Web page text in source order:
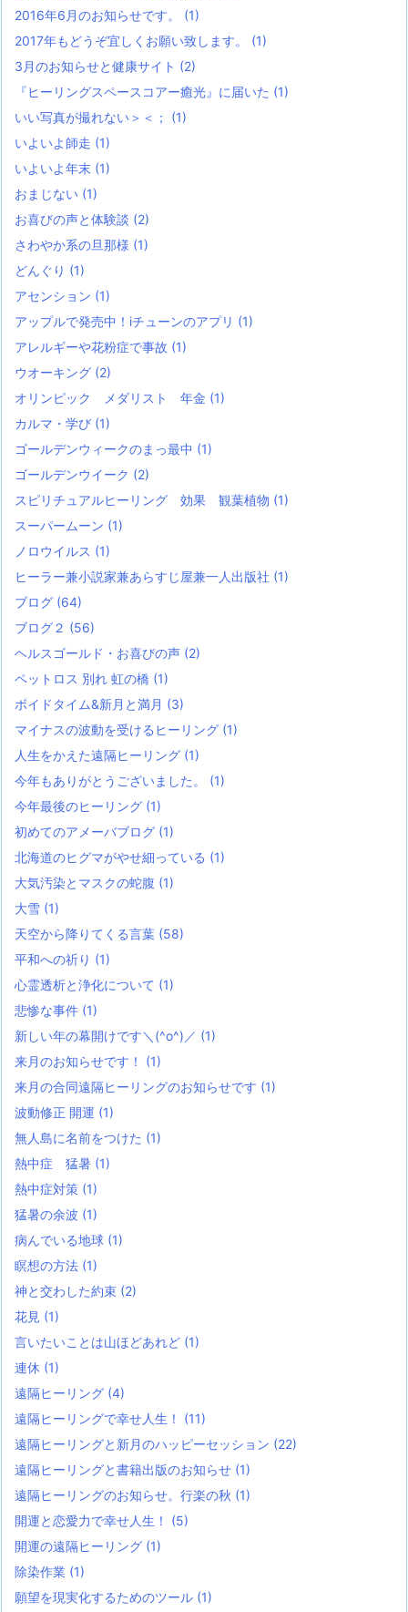
2016年6月のお知らせです。 (1)
2017年もどうぞ宜しくお願い致します。 (1)
3月のお知らせと健康サイト (2)
『ヒーリングスペースコアー癒光』に届いた (1)
いい写真が撮れない＞＜； (1)
いよいよ師走 (1)
いよいよ年末 (1)
おまじない (1)
お喜びの声と体験談 (2)
さわやか系の旦那様 (1)
どんぐり (1)
アセンション (1)
アップルで発売中！iチューンのアプリ (1)
アレルギーや花粉症で事故 (1)
ウオーキング (2)
オリンピック メダリスト 年金 (1)
カルマ・学び (1)
ゴールデンウィークのまっ最中 (1)
ゴールデンウイーク (2)
スピリチュアルヒーリング 効果 観葉植物 (1)
スーパームーン (1)
ノロウイルス (1)
ヒーラー兼小説家兼あらすじ屋兼一人出版社 (1)
ブログ (64)
ブログ２ (56)
ヘルスゴールド・お喜びの声 (2)
ペットロス 別れ 虹の橋 (1)
ボイドタイム&新月と満月 (3)
マイナスの波動を受けるヒーリング (1)
人生をかえた遠隔ヒーリング (1)
今年もありがとうございました。 (1)
今年最後のヒーリング (1)
初めてのアメーバブログ (1)
北海道のヒグマがやせ細っている (1)
大気汚染とマスクの蛇腹 (1)
大雪 (1)
天空から降りてくる言葉 (58)
平和への祈り (1)
心霊透析と浄化について (1)
悲惨な事件 (1)
新しい年の幕開けです＼(^o^)／ (1)
来月のお知らせです！ (1)
来月の合同遠隔ヒーリングのお知らせです (1)
波動修正 開運 (1)
無人島に名前をつけた (1)
熱中症 猛暑 (1)
熱中症対策 (1)
猛暑の余波 (1)
病んでいる地球 (1)
瞑想の方法 (1)
神と交わした約束 (2)
花見 (1)
言いたいことは山ほどあれど (1)
連休 (1)
遠隔ヒーリング (4)
遠隔ヒーリングで幸せ人生！ (11)
遠隔ヒーリングと新月のハッピーセッション (22)
遠隔ヒーリングと書籍出版のお知らせ (1)
遠隔ヒーリングのお知らせ。行楽の秋 (1)
開運と恋愛力で幸せ人生！ (5)
開運の遠隔ヒーリング (1)
除染作業 (1)
願望を現実化するためのツール (1)